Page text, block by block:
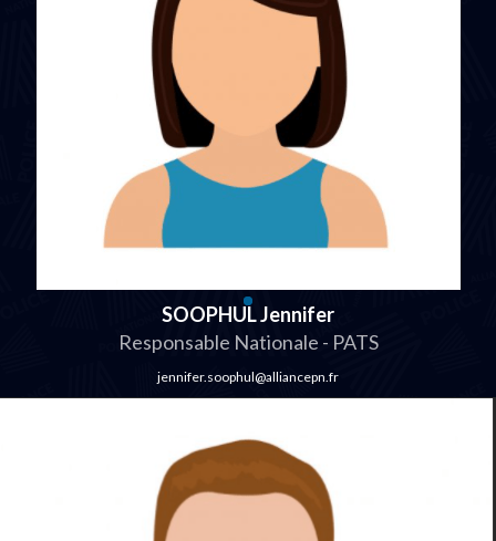
SOOPHUL Jennifer
Responsable Nationale - PATS
jennifer.soophul@alliancepn.fr